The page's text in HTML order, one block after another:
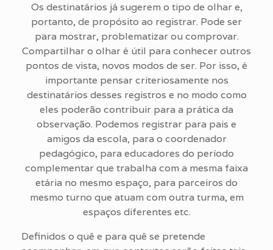
Os destinatários já sugerem o tipo de olhar e,
portanto, de propósito ao registrar. Pode ser
para mostrar, problematizar ou comprovar.
Compartilhar o olhar é útil para conhecer outros
pontos de vista, novos modos de ser. Por isso, é
importante pensar criteriosamente nos
destinatários desses registros e no modo como
eles poderão contribuir para a prática da
observação. Podemos registrar para pais e
amigos da escola, para o coordenador
pedagógico, para educadores do período
complementar que trabalha com a mesma faixa
etária no mesmo espaço, para parceiros do
mesmo turno que atuam com outra turma, em
espaços diferentes etc.
Definidos o quê e para quê se pretende